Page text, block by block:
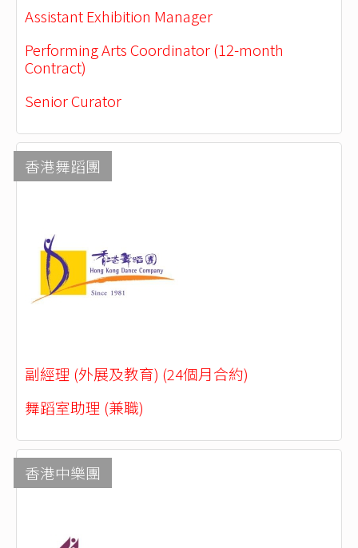
Assistant Exhibition Manager
Performing Arts Coordinator (12-month
Contract)
Senior Curator
香港舞蹈團
副經理 (外展及教育) (24個月合約)
舞蹈室助理 (兼職)
香港中樂團